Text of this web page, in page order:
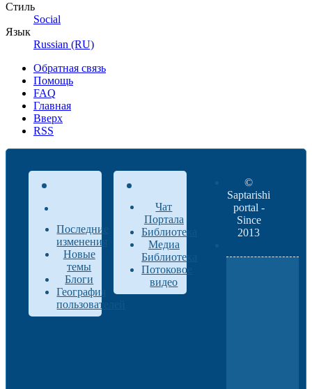
Стиль
Social
Язык
Russian (RU)
Обратная связь
Помощь
FAQ
Главная
Вверх
RSS
Последние
изменения
Новые
темы
Блоги
География
пользователей
Чат
Портала
Библиотека
Медиа
Библиотека
Потоковое
видео
©
Saptarishi
portal -
Since
2013